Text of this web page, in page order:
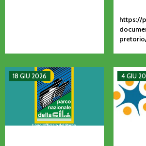
https://
18 GIU 2026
MANIFESTAZIONE DI INTERESSE PER
4 GIU
La